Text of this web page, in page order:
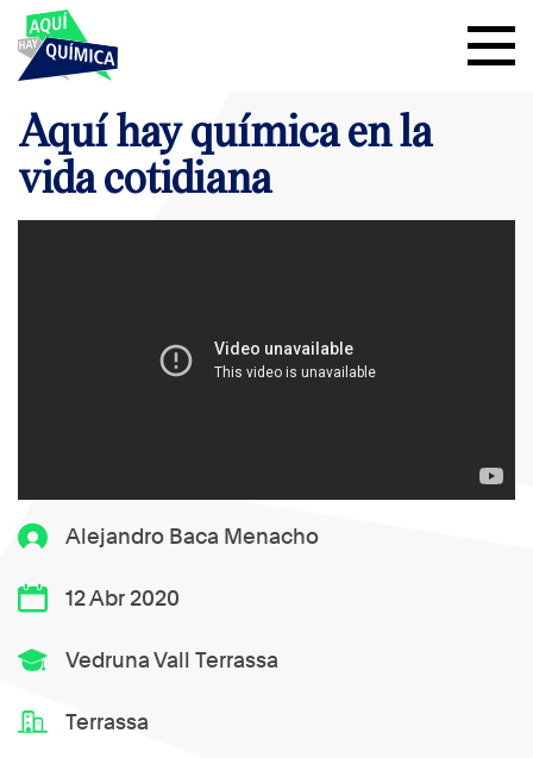
Alejandro Baca Menacho
12 Abr 2020
Vedruna Vall Terrassa
Terrassa
Aquí hay química en la
vida cotidiana